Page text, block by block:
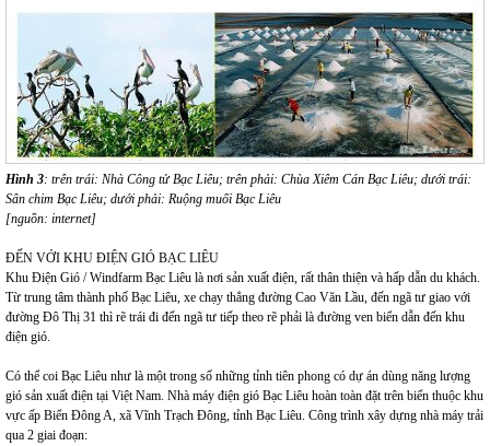
Hình 3: trên trái: Nhà Công tử Bạc Liêu; trên phải: Chùa Xiêm Cán Bạc Liêu; dưới trái:
Sân chim Bạc Liêu; dưới phải: Ruộng muối Bạc Liêu
[nguồn: internet]
ĐẾN VỚI KHU ĐIỆN GIÓ BẠC LIÊU
Khu Điện Gió / Windfarm Bạc Liêu là nơi sản xuất điện, rất thân thiện và hấp dẫn du khách.
Từ trung tâm thành phố Bạc Liêu, xe chạy thẳng đường Cao Văn Lầu, đến ngã tư giao với
đường Đô Thị 31 thì rẽ trái đi đến ngã tư tiếp theo rẽ phải là đường ven biển dẫn đến khu
điện gió.
Có thể coi Bạc Liêu như là một trong số những tỉnh tiên phong có dự án dùng năng lượng
gió sản xuất điện tại Việt Nam. Nhà máy điện gió Bạc Liêu hoàn toàn đặt trên biển thuộc khu
vực ấp Biển Đông A, xã Vĩnh Trạch Đông, tỉnh Bạc Liêu. Công trình xây dựng nhà máy trải
qua 2 giai đoạn: